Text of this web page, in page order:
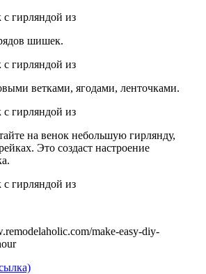
шишек.
ветками, ягодами, ленточками.
на венок небольшую гирлянду,
Это создаст настроение
make-easy-diy-